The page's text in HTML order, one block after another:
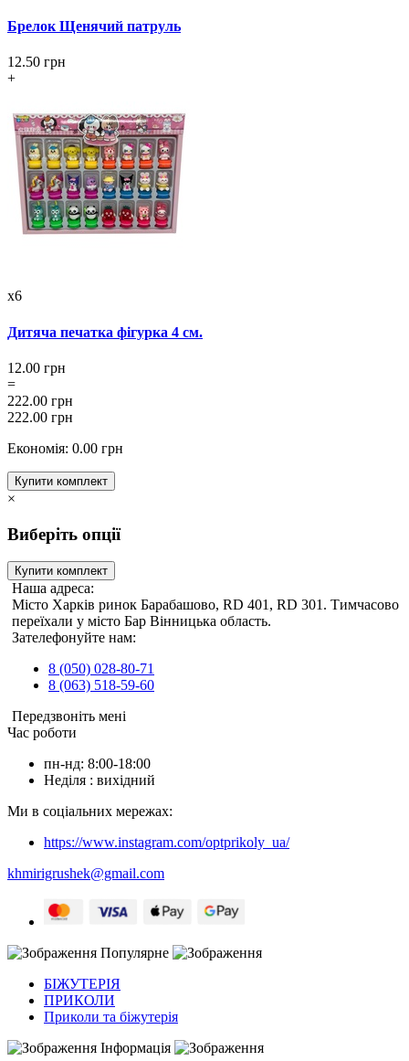
Брелок Щенячий патруль
12.50 грн
+
x6
Дитяча печатка фігурка 4 см.
12.00 грн
=
222.00 грн
222.00 грн
Економія: 0.00 грн
Купити комплект
×
Виберіть опції
Купити комплект
Наша адреса:
Місто Харків ринок Барабашово, RD 401, RD 301. Тимчасово
переїхали у місто Бар Вінницька область.
Зателефонуйте нам:
8 (050) 028-80-71
8 (063) 518-59-60
Передзвоніть мені
Час роботи
пн-нд: 8:00-18:00
Неділя : вихідний
Ми в соціальних мережах:
https://www.instagram.com/optprikoly_ua/
khmirigrushek@gmail.com
Популярне
БІЖУТЕРІЯ
ПРИКОЛИ
Приколи та біжутерія
Інформація